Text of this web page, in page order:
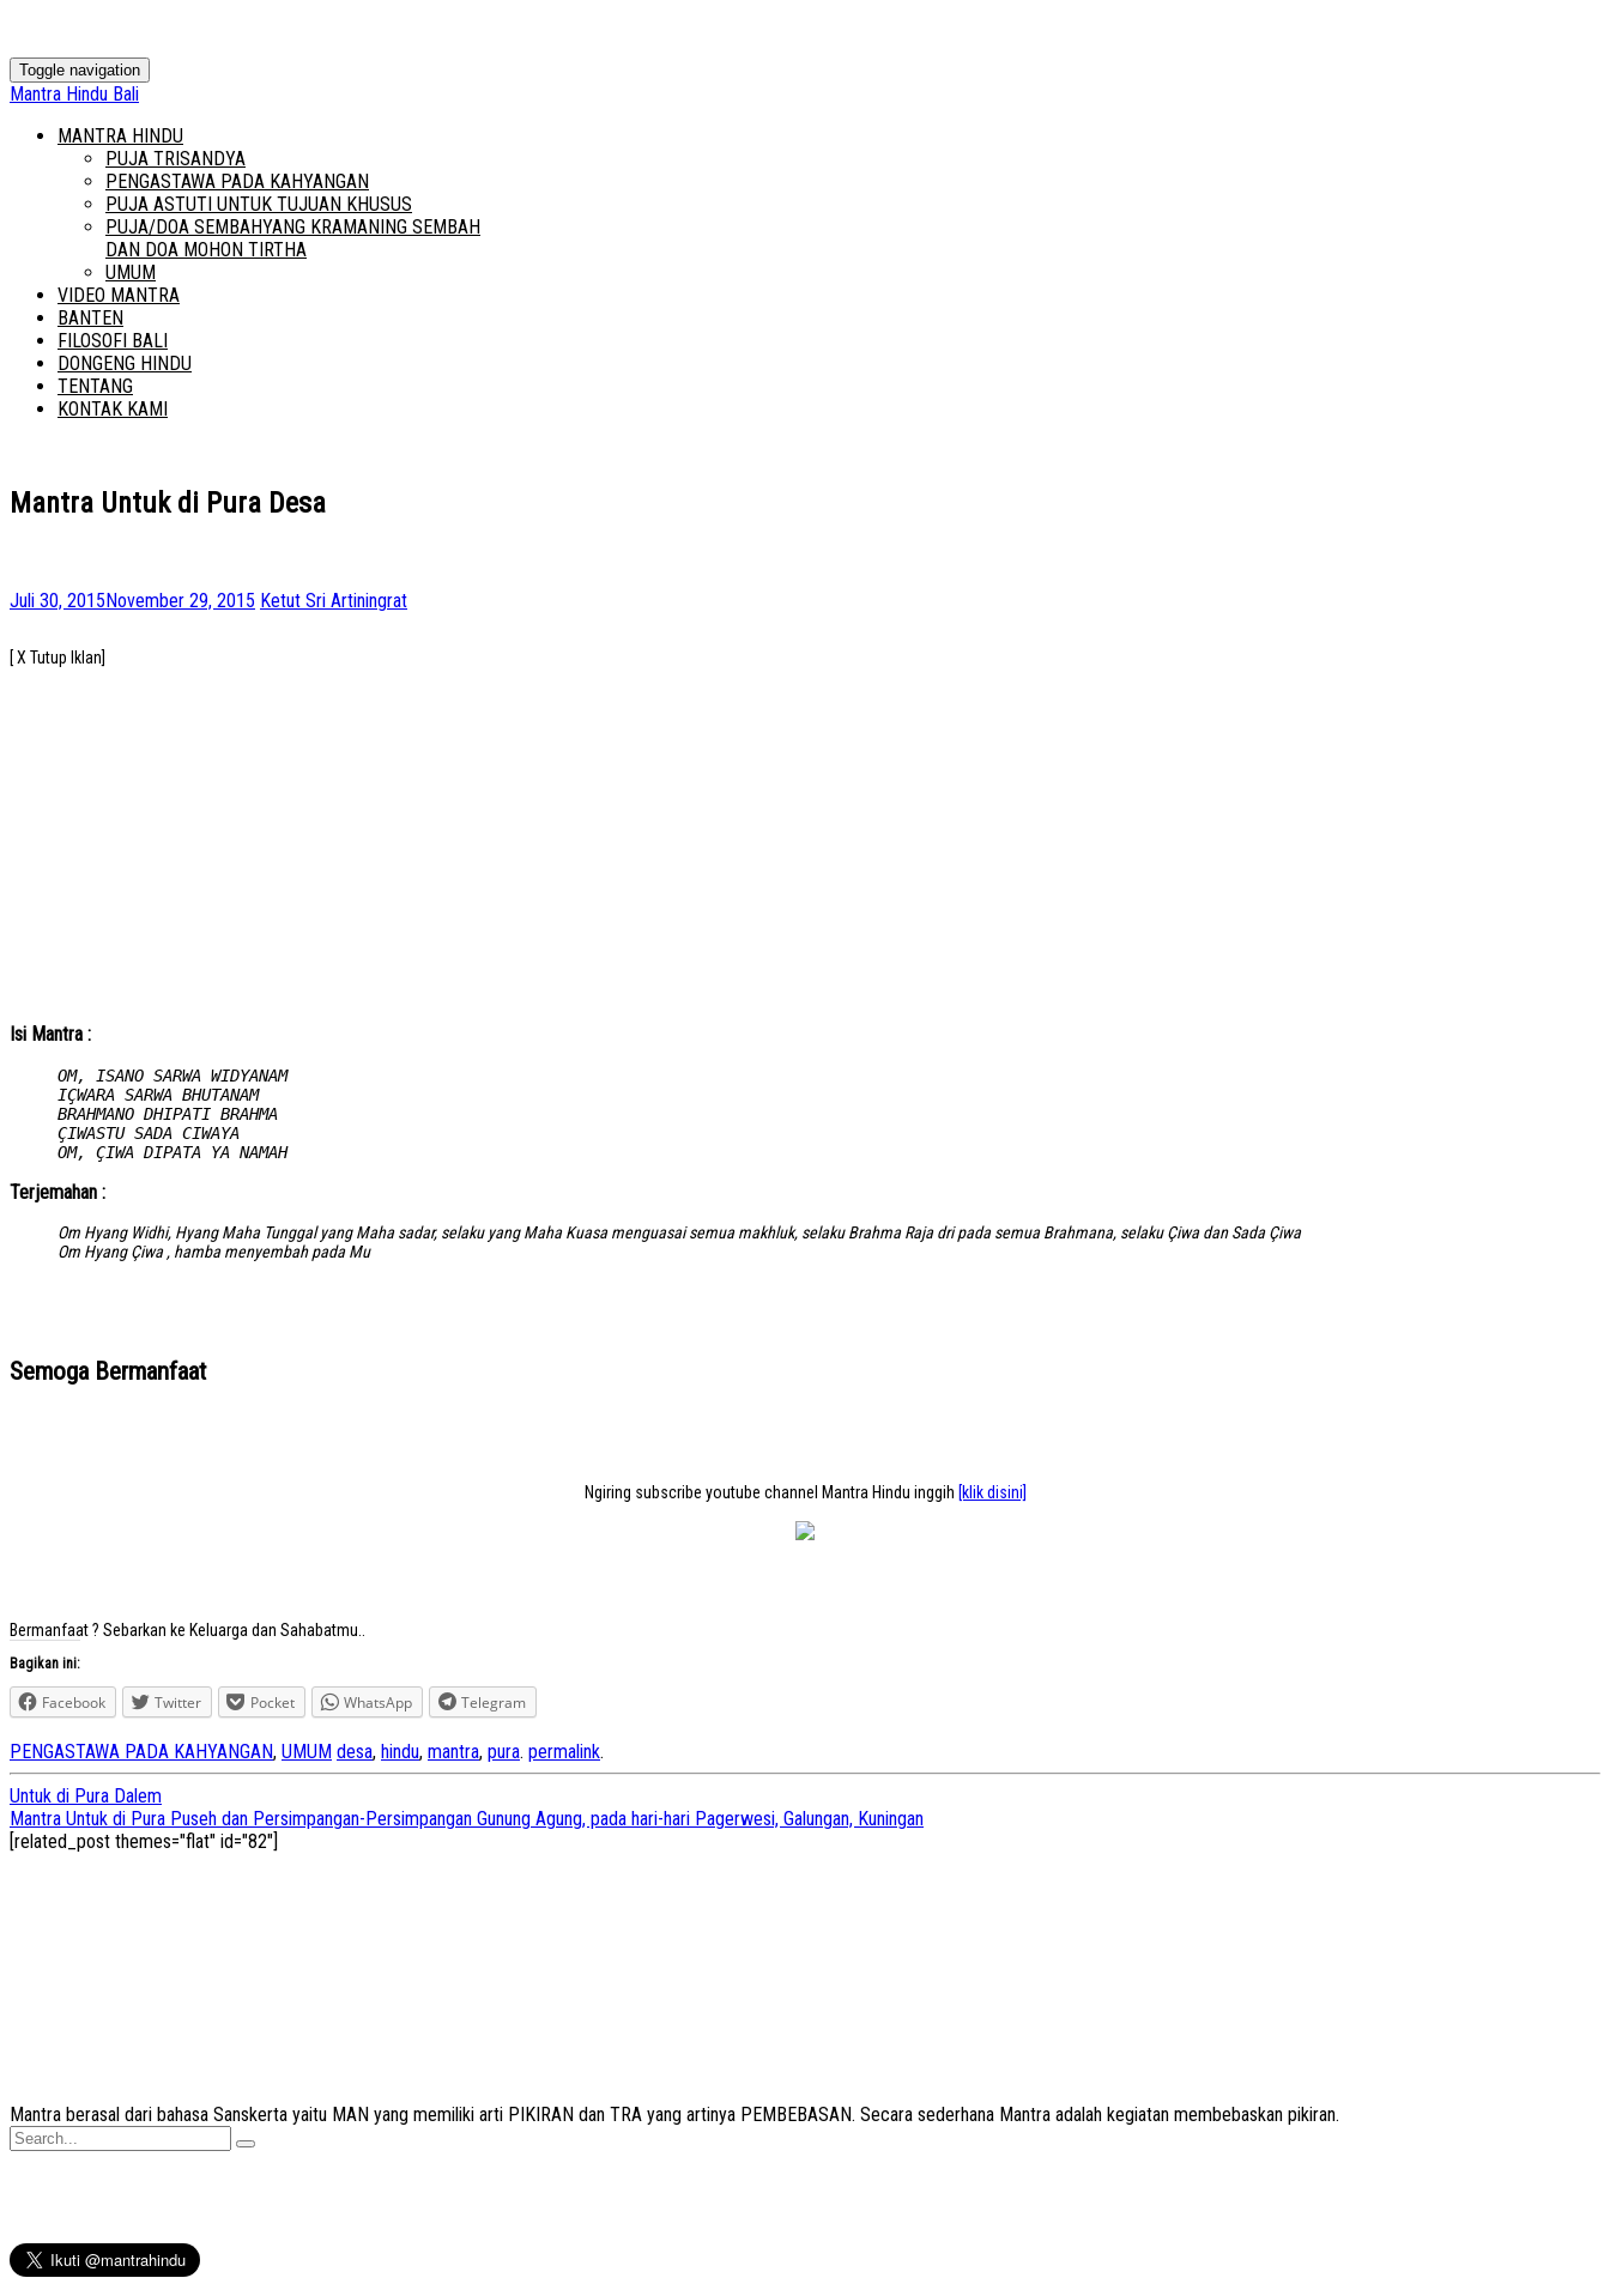
Toggle navigation
Mantra Hindu Bali
MANTRA HINDU
PUJA TRISANDYA
PENGASTAWA PADA KAHYANGAN
PUJA ASTUTI UNTUK TUJUAN KHUSUS
PUJA/DOA SEMBAHYANG KRAMANING SEMBAH
DAN DOA MOHON TIRTHA
UMUM
VIDEO MANTRA
BANTEN
FILOSOFI BALI
DONGENG HINDU
TENTANG
KONTAK KAMI
Mantra Untuk di Pura Desa
Juli 30, 2015November 29, 2015 Ketut Sri Artiningrat
[ X Tutup Iklan]
Isi Mantra :
OM, ISANO SARWA WIDYANAM
IÇWARA SARWA BHUTANAM
BRAHMANO DHIPATI BRAHMA
ÇIWASTU SADA CIWAYA
OM, ÇIWA DIPATA YA NAMAH
Terjemahan :
Om Hyang Widhi, Hyang Maha Tunggal yang Maha sadar, selaku yang Maha Kuasa menguasai semua makhluk, selaku Brahma Raja dri pada semua Brahmana, selaku Çiwa dan Sada Çiwa
Om Hyang Çiwa , hamba menyembah pada Mu
Semoga Bermanfaat
Ngiring subscribe youtube channel Mantra Hindu inggih [klik disini]
Bermanfaat ? Sebarkan ke Keluarga dan Sahabatmu..
Bagikan ini:
Facebook Twitter Pocket WhatsApp Telegram
PENGASTAWA PADA KAHYANGAN, UMUM desa, hindu, mantra, pura. permalink.
Post
navigation
Untuk di Pura Dalem
Mantra Untuk di Pura Puseh dan Persimpangan-Persimpangan Gunung Agung, pada hari-hari Pagerwesi, Galungan, Kuningan
[related_post themes="flat" id="82"]
Mantra berasal dari bahasa Sanskerta yaitu MAN yang memiliki arti PIKIRAN dan TRA yang artinya PEMBEBASAN. Secara sederhana Mantra adalah kegiatan membebaskan pikiran.
Search